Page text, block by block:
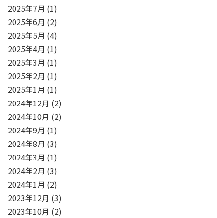
2025年7月 (1)
2025年6月 (2)
2025年5月 (4)
2025年4月 (1)
2025年3月 (1)
2025年2月 (1)
2025年1月 (1)
2024年12月 (2)
2024年10月 (2)
2024年9月 (1)
2024年8月 (3)
2024年3月 (1)
2024年2月 (3)
2024年1月 (2)
2023年12月 (3)
2023年10月 (2)